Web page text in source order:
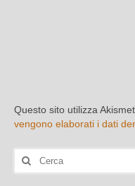
Questo sito utilizza
vengono elaborati i dati
Cerca: